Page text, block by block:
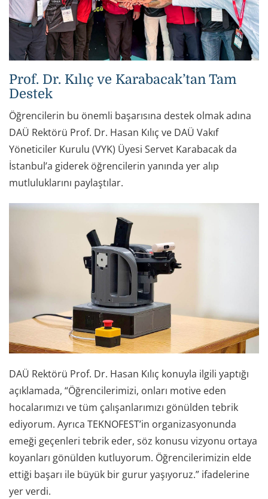
Prof. Dr. Kılıç ve Karabacak’tan Tam
Destek
Öğrencilerin bu önemli başarısına destek olmak adına
DAÜ Rektörü Prof. Dr. Hasan Kılıç ve DAÜ Vakıf
Yöneticiler Kurulu (VYK) Üyesi Servet Karabacak da
İstanbul’a giderek öğrencilerin yanında yer alıp
mutluluklarını paylaştılar.
DAÜ Rektörü Prof. Dr. Hasan Kılıç konuyla ilgili yaptığı
açıklamada, “Öğrencilerimizi, onları motive eden
hocalarımızı ve tüm çalışanlarımızı gönülden tebrik
ediyorum. Ayrıca TEKNOFEST’in organizasyonunda
emeği geçenleri tebrik eder, söz konusu vizyonu ortaya
koyanları gönülden kutluyorum. Öğrencilerimizin elde
ettiği başarı ile büyük bir gurur yaşıyoruz.” ifadelerine
yer verdi.